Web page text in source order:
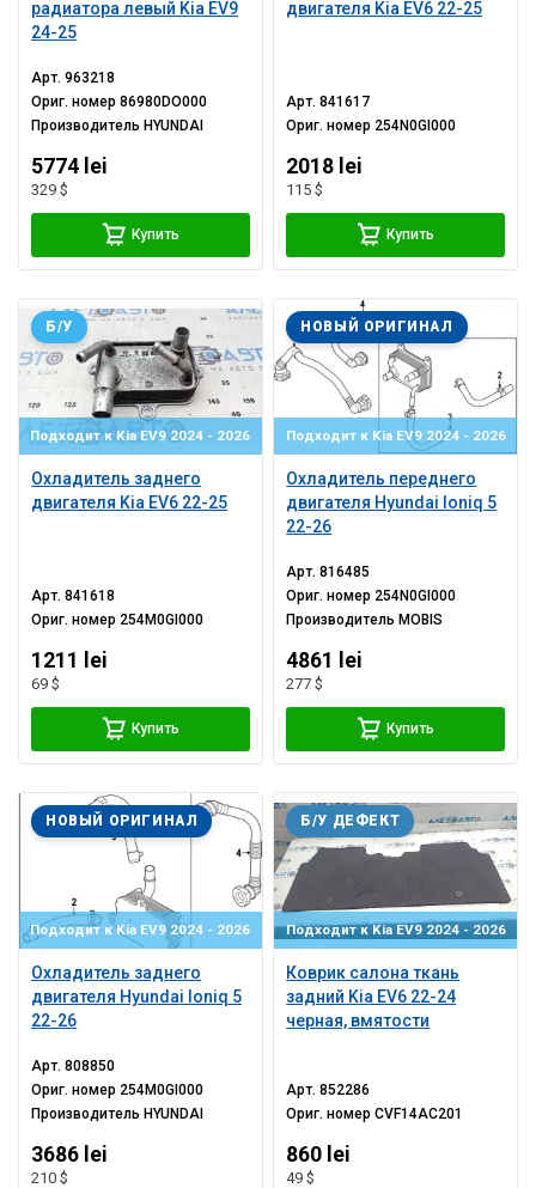
радиатора левый Kia EV9
24-25
Арт.963218
Ориг. номер86980DO000
Производитель HYUNDAI
5774 lei
329 $
Купить
двигателя Kia EV6 22-25
Арт.841617
Ориг. номер 254N0GI000
2018 lei
115 $
Купить
Подходит к Kia EV9 2024 - 2026
Охладитель заднего
двигателя Kia EV6 22-25
Б/У
Арт.841618
Ориг. номер 254M0GI000
1211 lei
69 $
Купить
Подходит к Kia EV9 2024 - 2026
Охладитель переднего
двигателя Hyundai Ioniq 5
22-26
НОВЫЙ ОРИГИНАЛ
Арт.816485
Ориг. номер 254N0GI000
Производитель MOBIS
4861 lei
277 $
Купить
Подходит к Kia EV9 2024 - 2026
Охладитель заднего
двигателя Hyundai Ioniq 5
22-26
НОВЫЙ ОРИГИНАЛ
Арт.808850
Ориг. номер 254M0GI000
ПроизводительHYUNDAI
3686 lei
210 $
Подходит к Kia EV9 2024 - 2026
Коврик салона ткань
задний Kia EV6 22-24
черная, вмятости
Б/У ДЕФЕКТ
Арт.852286
Ориг. номерCVF14AC201
860 lei
49 $